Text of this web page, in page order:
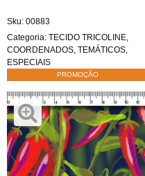
Sku: 00883
Categoria: TECIDO TRICOLINE
COORDENADOS TEMÁTICOS
ESPECIAIS
PROMOÇÃO